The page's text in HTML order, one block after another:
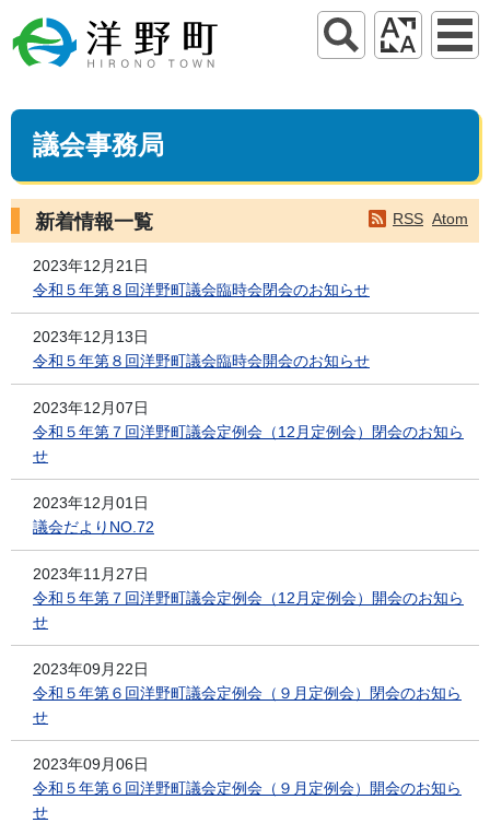
議会事務局
RSS Atom
新着情報一覧
2023年12月21日
令和５年第８回洋野町議会臨時会閉会のお知らせ
2023年12月13日
令和５年第８回洋野町議会臨時会開会のお知らせ
2023年12月07日
令和５年第７回洋野町議会定例会（12月定例会）閉会のお知ら
せ
2023年12月01日
議会だよりNO.72
2023年11月27日
令和５年第７回洋野町議会定例会（12月定例会）開会のお知ら
せ
2023年09月22日
令和５年第６回洋野町議会定例会（９月定例会）閉会のお知ら
せ
2023年09月06日
令和５年第６回洋野町議会定例会（９月定例会）開会のお知ら
せ